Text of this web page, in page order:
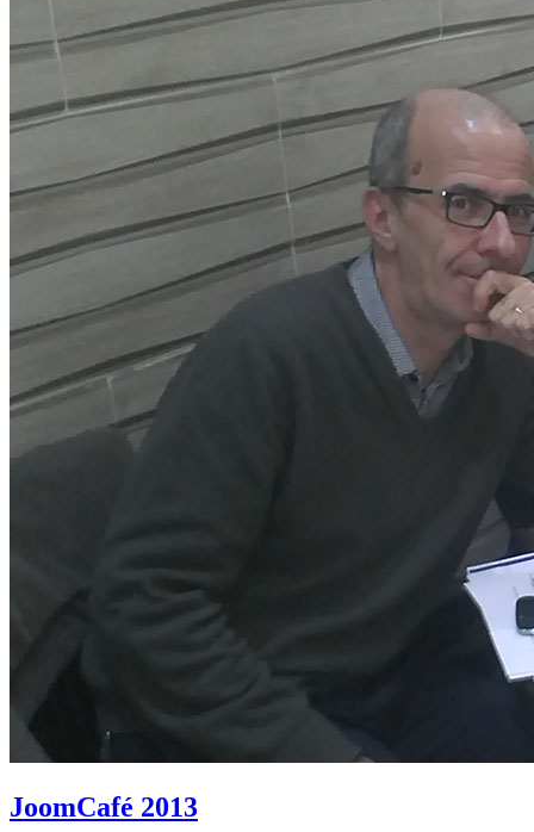
JoomCafé 2013